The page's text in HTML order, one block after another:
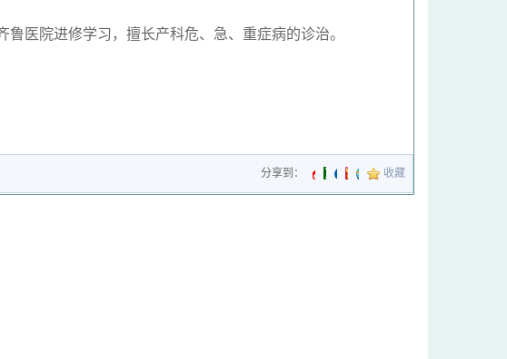
医院进修学习，擅长产科危、急、重症病的诊治。
分享到： 收藏